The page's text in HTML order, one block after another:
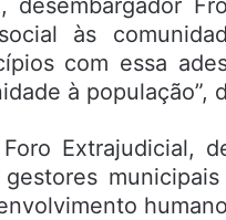
às
com essa
à população”,
Extrajudicial,